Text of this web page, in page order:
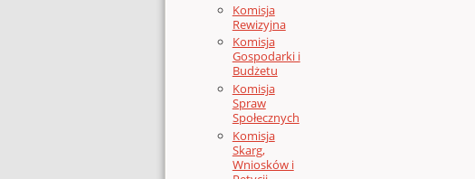
Komisja
Rewizyjna
Komisja
Gospodarki i
Budżetu
Komisja
Spraw
Społecznych
Komisja
Skarg,
Wniosków i